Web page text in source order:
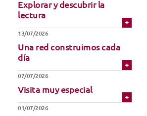
de Iniciación
Música
Explorar y descubrir la
lectura
13/07/2026
Una red construimos cada
día
07/07/2026
Visita muy especial
01/07/2026